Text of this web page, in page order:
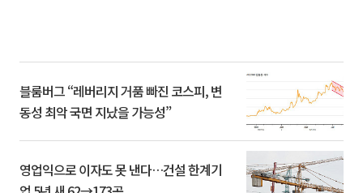
블룸버그 “레버리지 거품 빠진 코스피, 변
동성 최악 국면 지났을 가능성”
영업익으로 이자도 못 낸다…건설 한계기